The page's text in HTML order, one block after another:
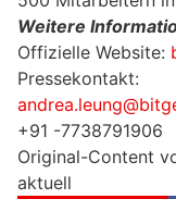
Weitere
Offizielle Website:
Pressekontakt:
+91 -7738791906
Original-Content
aktuell